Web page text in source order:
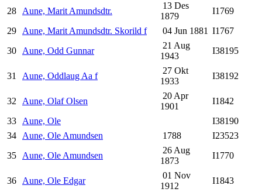
28 Aune, Marit Amundsdtr.
13 Des
1879
I1769
29 Aune, Marit Amundsdtr. Skorild f 04 Jun 1881 I1767
30 Aune, Odd Gunnar
21 Aug
1943
I38195
31 Aune, Oddlaug Aa f
27 Okt
1933
I38192
32 Aune, Olaf Olsen
20 Apr
1901
I1842
33 Aune, Ole
I38190
34 Aune, Ole Amundsen 1788
I23523
35 Aune, Ole Amundsen
26 Aug
1873
I1770
36 Aune, Ole Edgar
01 Nov
1912
I1843